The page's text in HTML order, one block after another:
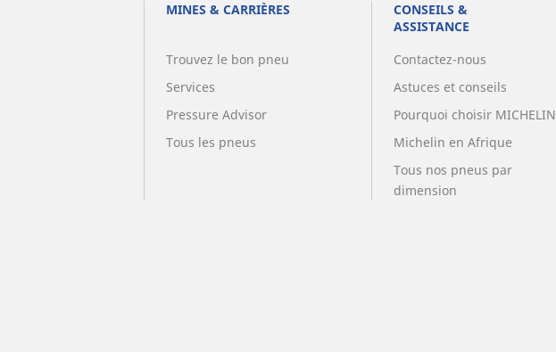
MINES & CARRIÈRES
Trouvez le bon pneu
Services
Pressure Advisor
Tous les pneus
CONSEILS &
ASSISTANCE
Contactez-nous
Astuces et conseils
Pourquoi choisir MICHELIN
Michelin en Afrique
Tous nos pneus par
dimension